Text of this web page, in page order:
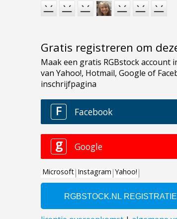
Gratis registreren om